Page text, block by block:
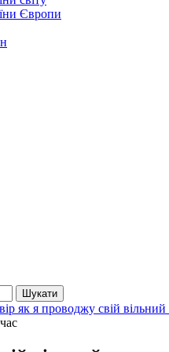
Європи
Шукати
як я проводжу свій вільний